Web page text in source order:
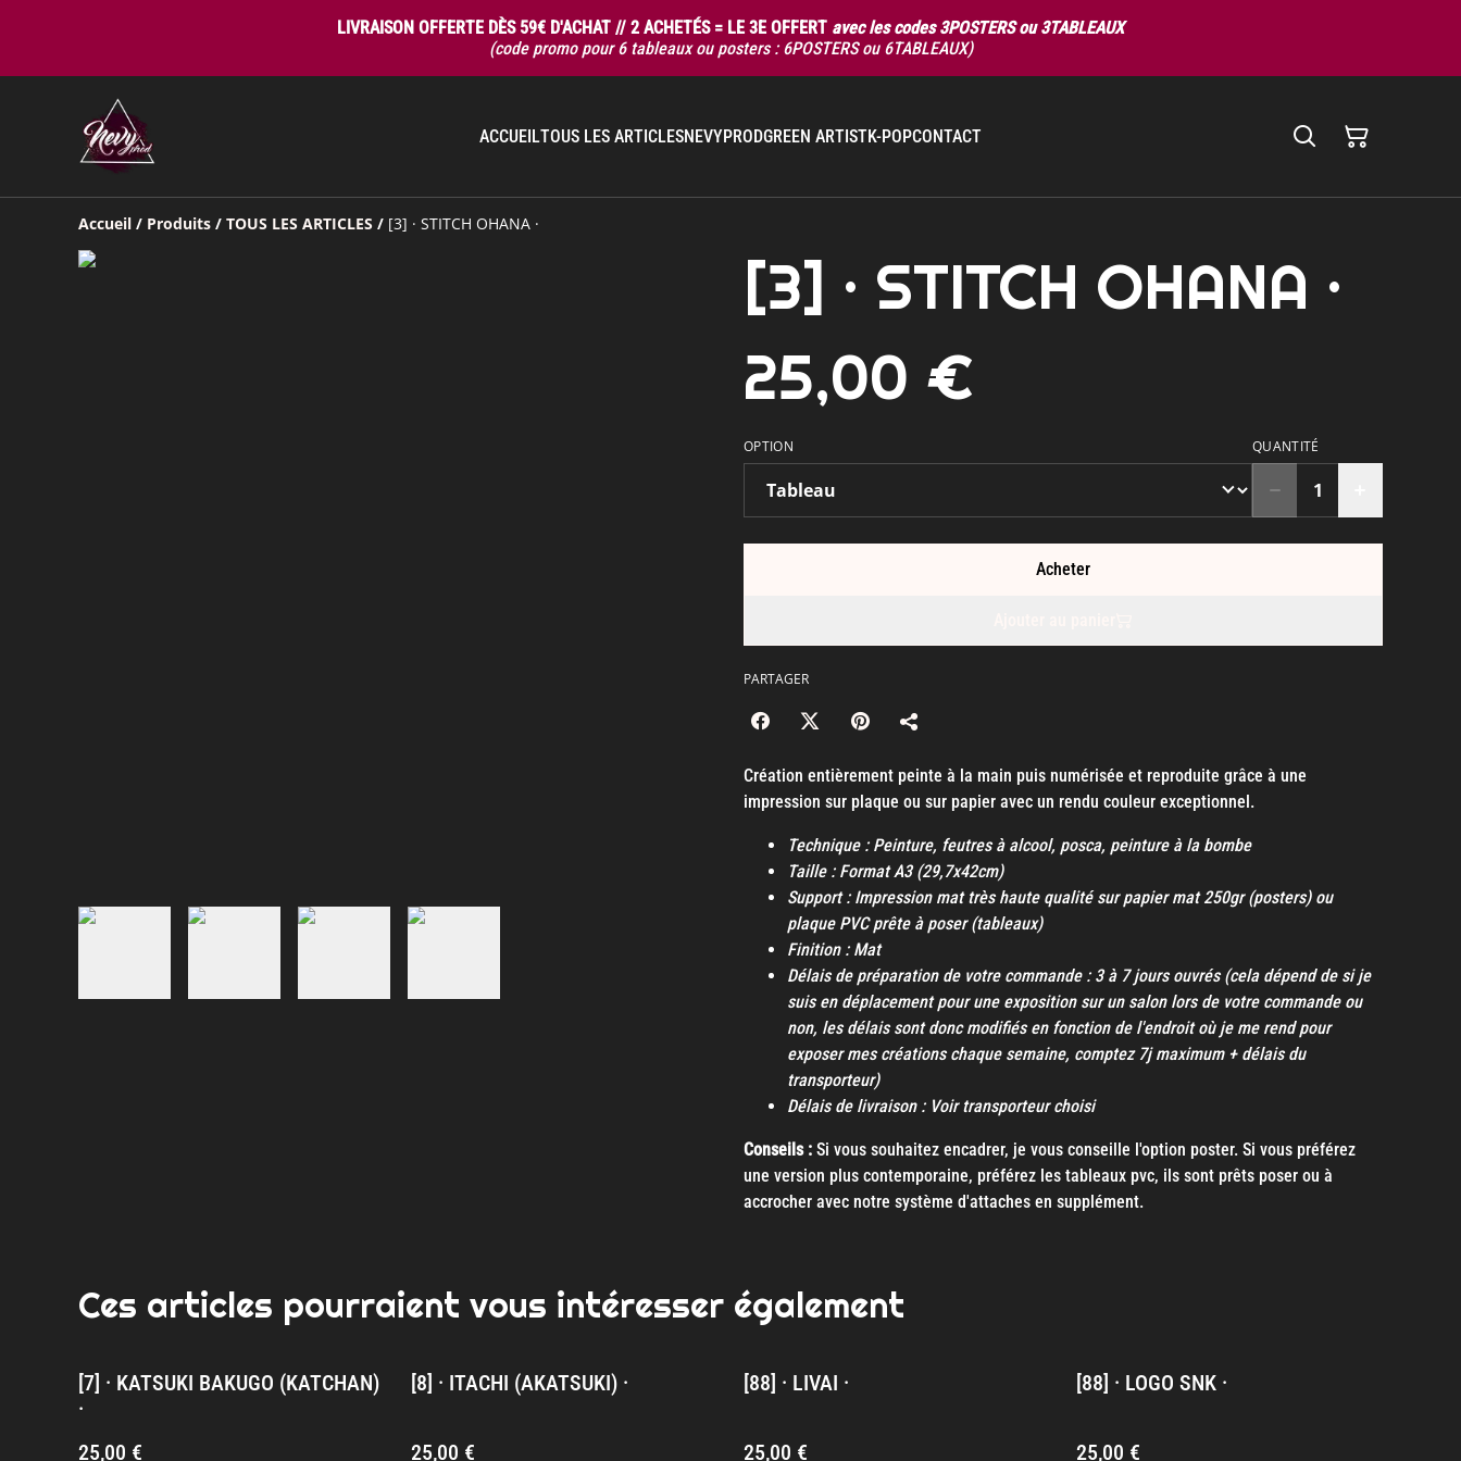
LIVRAISON OFFERTE DÈS 59€ D'ACHAT // 2 ACHETÉS = LE 3E OFFERT avec les codes 3POSTERS ou 3TABLEAUX
(code promo pour 6 tableaux ou posters : 6POSTERS ou 6TABLEAUX)
ACCUEILTOUS LES ARTICLESNEVYPRODGREEN ARTISTK-POPCONTACT
Accueil / Produits / TOUS LES ARTICLES / [3] · STITCH OHANA ·
[3] · STITCH OHANA ·
25,00 €
OPTION QUANTITÉ
Acheter
PARTAGER
Création entièrement peinte à la main puis numérisée et reproduite grâce à une
impression sur plaque ou sur papier avec un rendu couleur exceptionnel.
Technique : Peinture, feutres à alcool, posca, peinture à la bombe
Taille : Format A3 (29,7x42cm)
Support : Impression mat très haute qualité sur papier mat 250gr (posters) ou
plaque PVC prête à poser (tableaux)
Finition : Mat
Délais de préparation de votre commande : 3 à 7 jours ouvrés (cela dépend de si je
suis en déplacement pour une exposition sur un salon lors de votre commande ou
non, les délais sont donc modifiés en fonction de l'endroit où je me rend pour
exposer mes créations chaque semaine, comptez 7j maximum + délais du
transporteur)
Délais de livraison : Voir transporteur choisi
Conseils : Si vous souhaitez encadrer, je vous conseille l'option poster. Si vous préférez
une version plus contemporaine, préférez les tableaux pvc, ils sont prêts poser ou à
accrocher avec notre système d'attaches en supplément.
Ces articles pourraient vous intéresser également
[7] · KATSUKI BAKUGO (KATCHAN)
·
25,00 €
[8] · ITACHI (AKATSUKI) ·
25,00 €
[88] · LIVAI ·
25,00 €
[88] · LOGO SNK ·
25,00 €